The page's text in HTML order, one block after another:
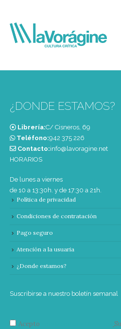
¿DONDE ESTAMOS?
Librería:C/ Cisneros, 69
Teléfono:‭942 375 226‬
Contacto:info@lavoragine.net
HORARIOS
De lunes a viernes
de 10 a 13:30h. y de 17:30 a 21h.
Política de privacidad
Condiciones de contratación
Pago seguro
Atención a la usuaria
¿Donde estamos?
Suscribirse a nuestro boletín semanal
Acepto